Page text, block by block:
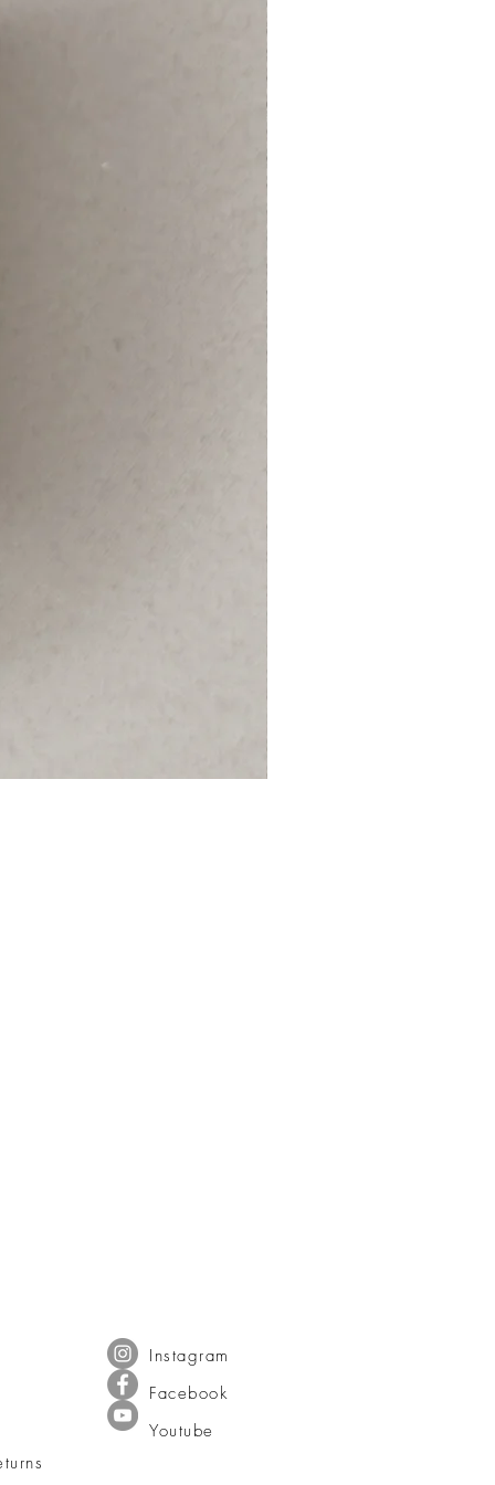
Instagram
Facebook
Youtube